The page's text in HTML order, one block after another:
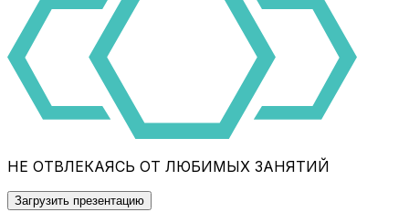
НЕ ОТВЛЕКАЯСЬ ОТ ЛЮБИМЫХ ЗАНЯТИЙ
Загрузить презентацию